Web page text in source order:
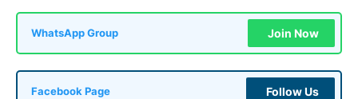
WhatsApp Group Join Now
Facebook Page Follow Us